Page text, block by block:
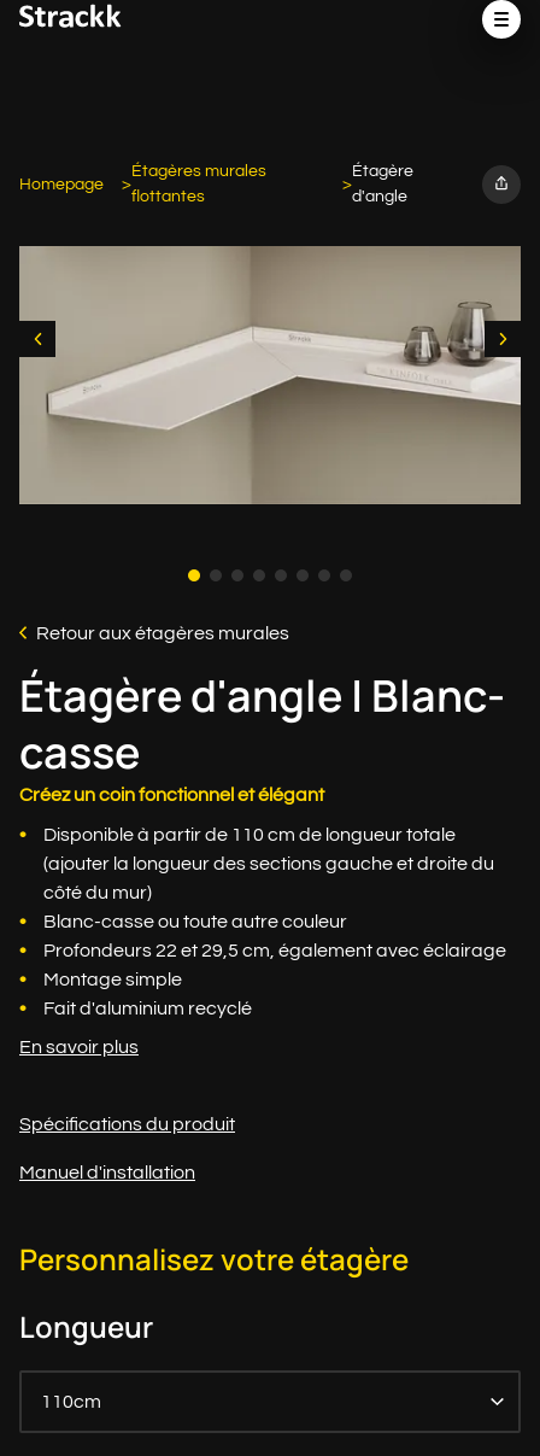
Homepage
Étagères murales
flottantes
Étagère
d'angle
Retour aux étagères murales
Étagère d'angle | Blanc-
casse
Créez un coin fonctionnel et élégant
Disponible à partir de 110 cm de longueur totale
(ajouter la longueur des sections gauche et droite du
côté du mur)
Blanc-casse ou toute autre couleur
Profondeurs 22 et 29,5 cm, également avec éclairage
Montage simple
Fait d'aluminium recyclé
En savoir plus
Spécifications du produit
Manuel d'installation
Personnalisez votre étagère
Longueur
110cm